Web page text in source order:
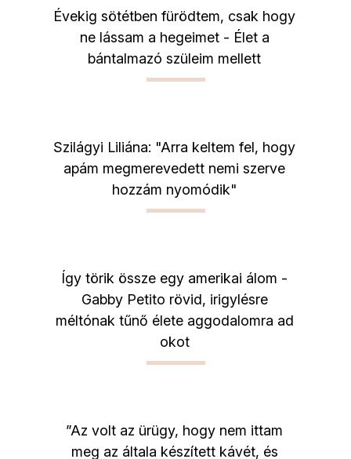
Évekig sötétben fürödtem, csak hogy
ne lássam a hegeimet - Élet a
bántalmazó szüleim mellett
Szilágyi Liliána: "Arra keltem fel, hogy
apám megmerevedett nemi szerve
hozzám nyomódik"
Így törik össze egy amerikai álom -
Gabby Petito rövid, irigylésre
méltónak tűnő élete aggodalomra ad
okot
”Az volt az ürügy, hogy nem ittam
meg az általa készített kávét, és